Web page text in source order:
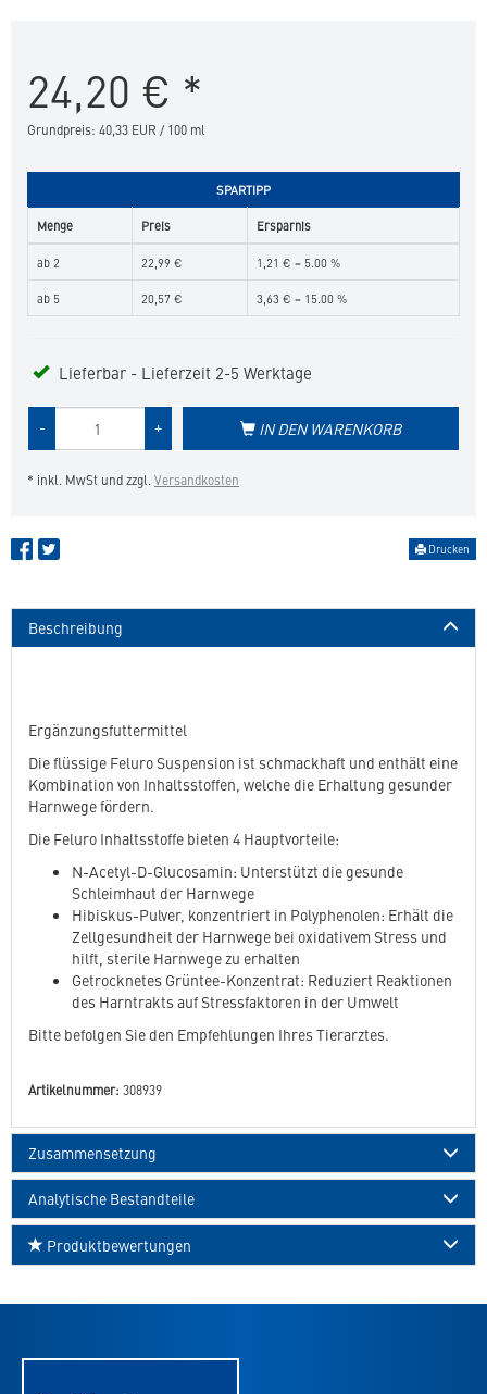
24,20 € *
Grundpreis: 40,33 EUR / 100 ml
SPARTIPP
Menge Preis Ersparnis
ab 2 22,99 € 1,21 € = 5.00 %
ab 5 20,57 € 3,63 € = 15.00 %
Lieferbar - Lieferzeit 2-5 Werktage
+
- IN DEN WARENKORB
* inkl. MwSt und zzgl.Versandkosten
Drucken
Beschreibung
Ergänzungsfuttermittel
Die flüssige Feluro Suspension ist schmackhaft und enthält eine
Kombination von Inhaltsstoffen, welche die Erhaltung gesunder
Harnwege fördern.
Die Feluro Inhaltsstoffe bieten 4 Hauptvorteile:
N-Acetyl-D-Glucosamin: Unterstützt die gesunde
Schleimhaut der Harnwege
Hibiskus-Pulver, konzentriert in Polyphenolen: Erhält die
Zellgesundheit der Harnwege bei oxidativem Stress und
hilft, sterile Harnwege zu erhalten
Getrocknetes Grüntee-Konzentrat: Reduziert Reaktionen
des Harntrakts auf Stressfaktoren in der Umwelt
Bitte befolgen Sie den Empfehlungen Ihres Tierarztes.
Artikelnummer: 308939
Zusammensetzung
Analytische Bestandteile
Produktbewertungen